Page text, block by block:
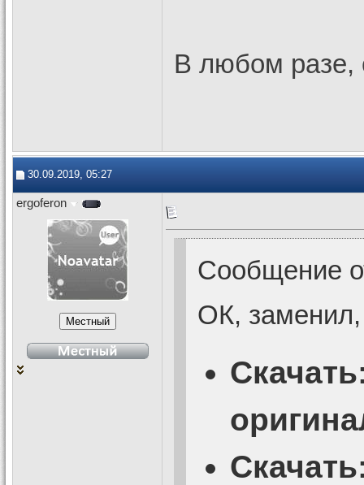
В любом разе,
30.09.2019, 05:27
ergoferon
Сообщение
ОК, заменил,